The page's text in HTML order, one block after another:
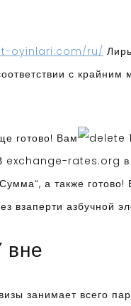
oyinlari.com/ru/
с крайним
готово! Вам
exchange-rates.org
а также
взаперти азбучной
вне
занимает всего